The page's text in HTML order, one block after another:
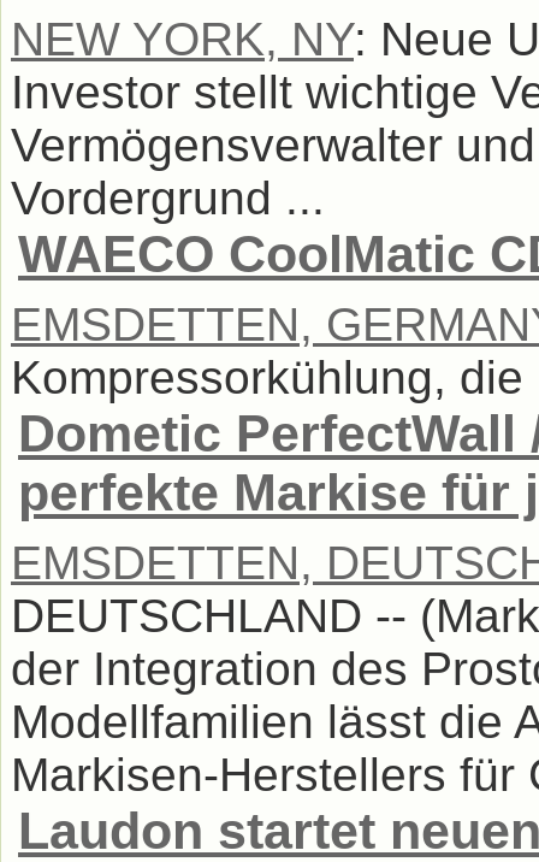
NEW YORK, NY: Neue
Investor stellt wichtige
Vermögensverwalter
Vordergrund ...
WAECO CoolMatic
EMSDETTEN,
Kompressorkühlung,
Dometic PerfectWall
perfekte Markise für
EMSDETTEN,
DEUTSCHLAND --
der Integration des
Modellfamilien lässt die
Markisen-Herstellers für
Laudon startet